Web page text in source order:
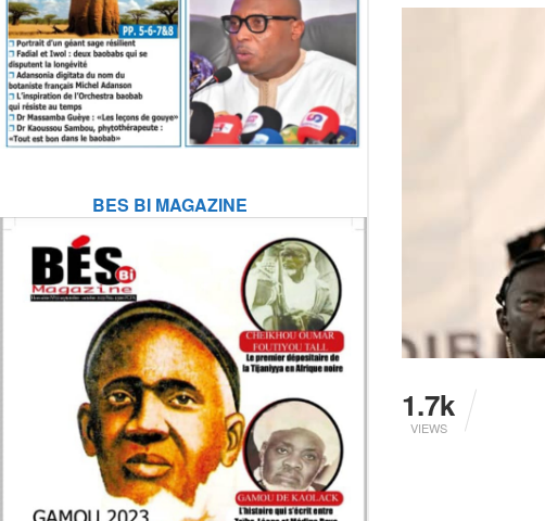
BES BI MAGAZINE
1.7k
VIEWS